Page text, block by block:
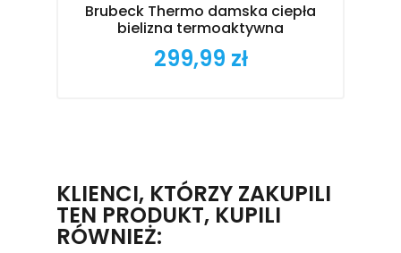
Brubeck Thermo damska ciepła
bielizna termoaktywna
Cena
299,99 zł
KLIENCI, KTÓRZY ZAKUPILI
TEN PRODUKT, KUPILI
RÓWNIEŻ: